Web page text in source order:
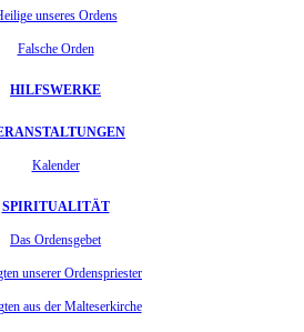
unseres Ordens
Falsche Orden
HILFSWERKE
Kalender
SPIRITUALITÄT
Das Ordensgebet
unserer Ordenspriester
aus der Malteserkirche